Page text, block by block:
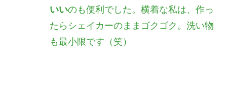
いいのも便利でした。横着な私は、作っ
たらシェイカーのままゴクゴク。洗い物
も最小限です（笑）